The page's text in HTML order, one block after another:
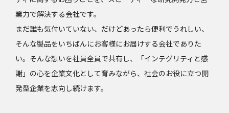
業力で解決する会社です。
まだ誰も気付いていない、だけどあったら便利でうれしい、
そんな製品をいちばんにお客様にお届けする会社でありた
い。そんな想いを社員全員で共有し、「インテグリティと感
謝」の心を企業文化として育みながら、社会のお役に立つ開
発型企業を志向し続けます。